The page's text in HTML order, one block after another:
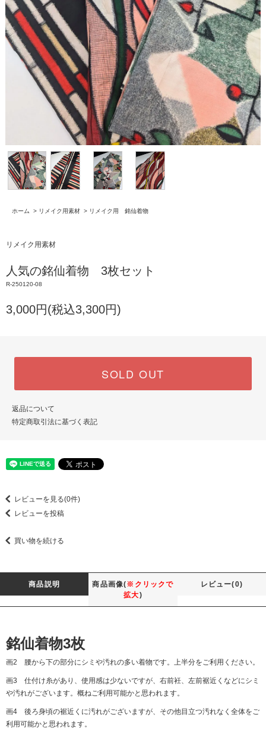
ホーム > リメイク用素材 > リメイク用 銘仙着物
リメイク用素材
人気の銘仙着物 3枚セット
R-250120-08
3,000円(税込3,300円)
SOLD OUT
返品について
特定商取引法に基づく表記
レビューを見る(0件)
レビューを投稿
買い物を続ける
商品説明 商品画像(※クリックで
拡大)
レビュー(0)
銘仙着物3枚
画2 腰から下の部分にシミや汚れの多い着物です。上半分をご利用ください。
画3 仕付け糸があり、使用感は少ないですが、右前衽、左前裾近くなどにシミ
や汚れがございます。概ねご利用可能かと思われます。
画4 後ろ身頃の裾近くに汚れがございますが、その他目立つ汚れなく全体をご
利用可能かと思われます。